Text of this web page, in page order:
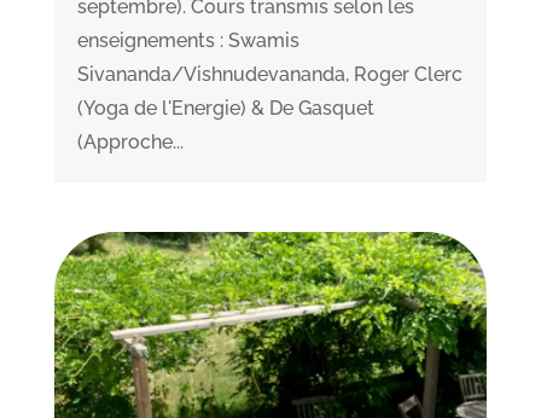
septembre). Cours transmis selon les
enseignements : Swamis
Sivananda/Vishnudevananda, Roger Clerc
(Yoga de l'Energie) & De Gasquet
(Approche...